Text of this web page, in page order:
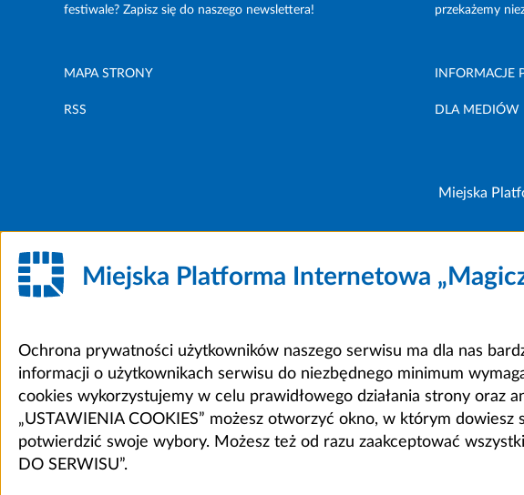
festiwale? Zapisz się do naszego newslettera!
przekażemy
MAPA STRONY INFORMACJE
RSS DLA MEDIÓW
Miejska
Miejska Platforma Internetowa
Ochrona prywatności użytkowników naszego serwisu ma dla nas
informacji o użytkownikach serwisu do niezbędnego minimum
cookies wykorzystujemy w celu prawidłowego działania strony oraz
„USTAWIENIA COOKIES” możesz otworzyć okno, w którym
potwierdzić swoje wybory. Możesz też od razu zaakceptować
DO SERWISU”.